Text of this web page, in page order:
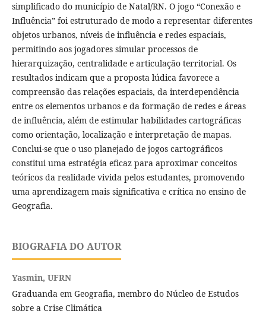
simplificado do município de Natal/RN. O jogo “Conexão e
Influência” foi estruturado de modo a representar diferentes
objetos urbanos, níveis de influência e redes espaciais,
permitindo aos jogadores simular processos de
hierarquização, centralidade e articulação territorial. Os
resultados indicam que a proposta lúdica favorece a
compreensão das relações espaciais, da interdependência
entre os elementos urbanos e da formação de redes e áreas
de influência, além de estimular habilidades cartográficas
como orientação, localização e interpretação de mapas.
Conclui-se que o uso planejado de jogos cartográficos
constitui uma estratégia eficaz para aproximar conceitos
teóricos da realidade vivida pelos estudantes, promovendo
uma aprendizagem mais significativa e crítica no ensino de
Geografia.
BIOGRAFIA DO AUTOR
Yasmin, UFRN
Graduanda em Geografia, membro do Núcleo de Estudos
sobre a Crise Climática